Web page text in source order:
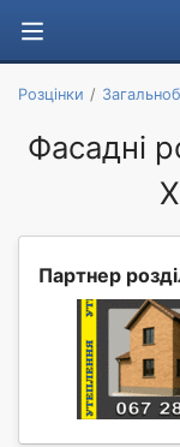
Розцінки
Фасадні
Партнер